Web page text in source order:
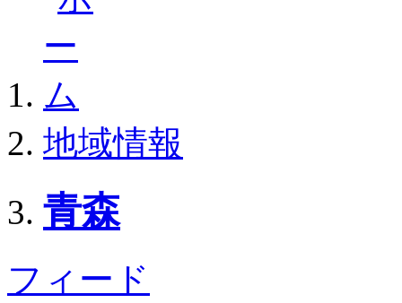
地域情報
青森
フィード